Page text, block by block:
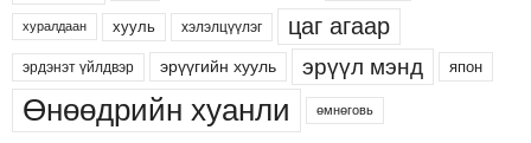
хуралдаан хууль хэлэлцүүлэг цаг агаар
эрдэнэт үйлдвэр эрүүгийн хууль эрүүл мэнд япон
Өнөөдрийн хуанли өмнөговь